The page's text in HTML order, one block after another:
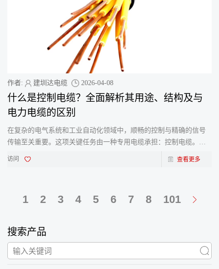
作者: 建圳达电缆 2026-04-08
什么是控制电缆？全面解析其用途、结构及与
电力电缆的区别
在复杂的电气系统和工业自动化领域中，顺畅的控制与精确的信号
传输至关重要。这项关键任务由一种专用电缆承担：控制电缆。作
为现代机械和控制柜的“神经系统”，控制电缆是工厂
访问 查看更多
1 2 3 4 5 6 7 8 101
搜索产品